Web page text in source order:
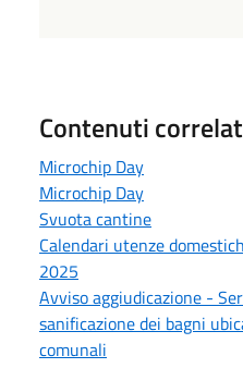
Contenuti
Microchip Day
Microchip Day
Svuota cantine
Calendari utenze
2025
Avviso aggiudicazione -
sanificazione dei bagni
comunali